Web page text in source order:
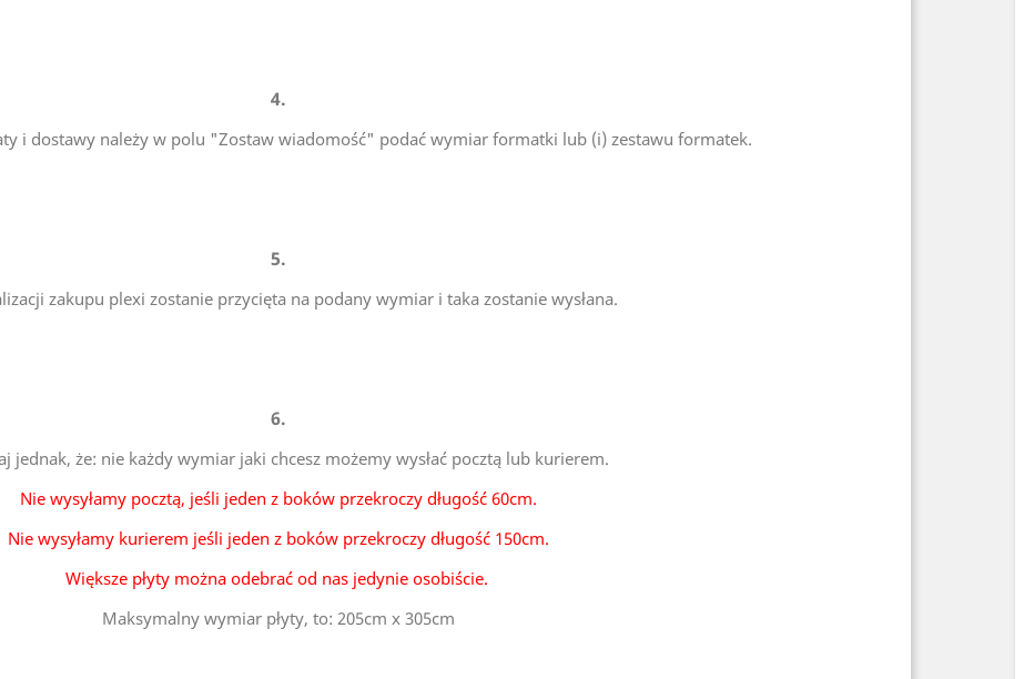
4.
i dostawy należy w polu "Zostaw wiadomość" podać wymiar formatki lub (i) zestawu formatek.
5.
zakupu plexi zostanie przycięta na podany wymiar i taka zostanie wysłana.
6.
jednak, że: nie każdy wymiar jaki chcesz możemy wysłać pocztą lub kurierem.
Nie wysyłamy pocztą, jeśli jeden z boków przekroczy długość 60cm.
Nie wysyłamy kurierem jeśli jeden z boków przekroczy długość 150cm.
Większe płyty można odebrać od nas jedynie osobiście.
Maksymalny wymiar płyty, to: 205cm x 305cm